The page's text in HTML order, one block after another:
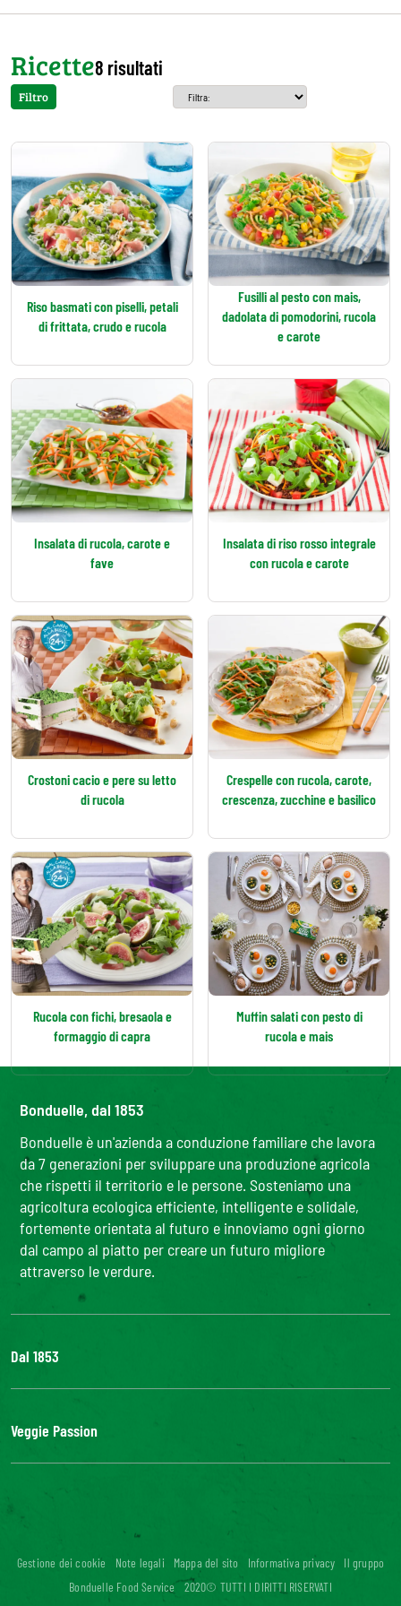
Ricette8 risultati
Filtro
Riso basmati con piselli, petali
di frittata, crudo e rucola
Fusilli al pesto con mais,
dadolata di pomodorini, rucola
e carote
Insalata di rucola, carote e
fave
Insalata di riso rosso integrale
con rucola e carote
Crostoni cacio e pere su letto
di rucola
Crespelle con rucola, carote,
crescenza, zucchine e basilico
Rucola con fichi, bresaola e
formaggio di capra
Muffin salati con pesto di
rucola e mais
Bonduelle, dal 1853
Bonduelle è un'azienda a conduzione familiare che lavora
da 7 generazioni per sviluppare una produzione agricola
che rispetti il territorio e le persone. Sosteniamo una
agricoltura ecologica efficiente, intelligente e solidale,
fortemente orientata al futuro e innoviamo ogni giorno
dal campo al piatto per creare un futuro migliore
attraverso le verdure.
Dal 1853
Il Gruppo
La nostra filiera
Lavora con noi
Veggie Passion
l'ABC delle verdure
Riciblog
Accessibilità digitale: non conforme
Gestione dei cookie Note legali Mappa del sito Informativa privacy
Il gruppo
Bonduelle Food Service
2020© TUTTI I DIRITTI RISERVATI